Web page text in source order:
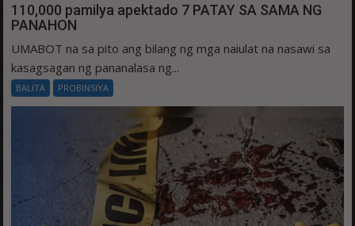
110,000 pamilya apektado 7 PATAY SA SAMA NG
PANAHON
UMABOT na sa pito ang bilang ng mga naiulat na nasawi sa
kasagsagan ng pananalasa ng...
BALITA PROBINSIYA